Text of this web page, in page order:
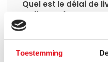
Toestemming
Quel est le délai de
radiateur à
recevrai-je si je
J'ai une installation